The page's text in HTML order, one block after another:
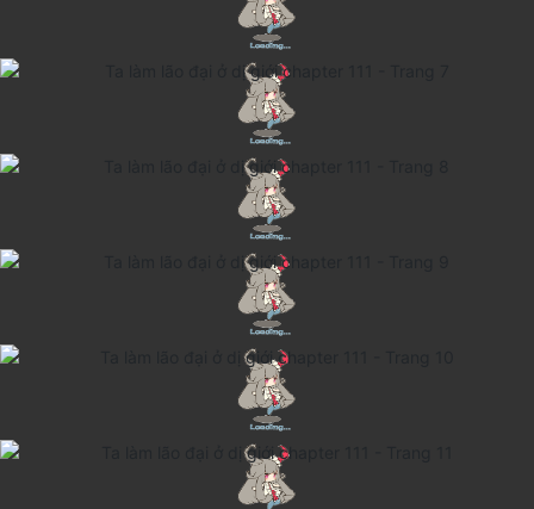
Mạt Thế
Thanh xuân - Vườn trường
Truyện Sáng Tác
Trọng sinh
Xuyên Không